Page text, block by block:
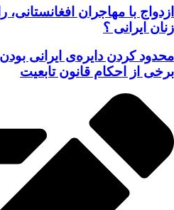
ازدواج با مهاجران
زنان ایرانی ؟
محدود کردن دایره‌ی ایرانی
برخی از احکام قانون تابعیت